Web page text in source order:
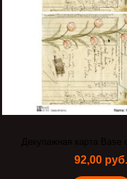
Декупажная карта Base
92,00 руб.